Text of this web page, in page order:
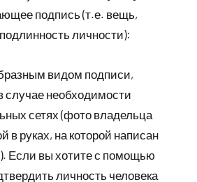
подпись (т.е. вещь,
личности):
видом подписи,
необходимости
сетях (фото владельца
в руках, на которой написан
Если вы хотите с помощью
личность человека